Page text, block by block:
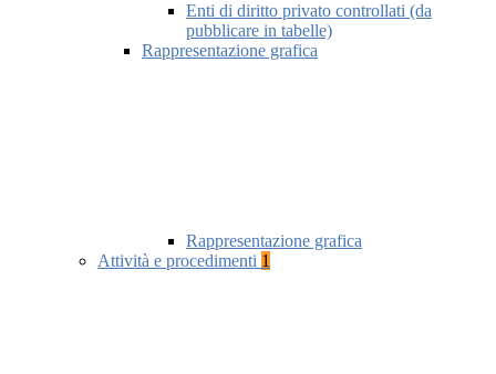
Enti di diritto privato controllati (da
pubblicare in tabelle)
Rappresentazione grafica
Rappresentazione grafica
Attività e procedimenti 1